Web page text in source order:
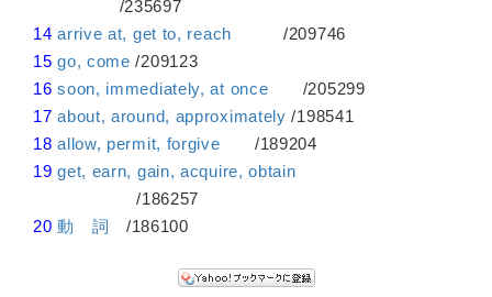
/235697
14 arrive at, get to, reach /209746
15 go, come /209123
16 soon, immediately, at once /205299
17 about, around, approximately /198541
18 allow, permit, forgive /189204
19 get, earn, gain, acquire, obtain
/186257
20 動 詞 /186100